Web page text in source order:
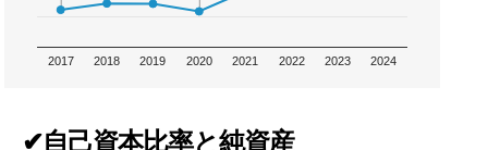
2017 2018 2019 2020 2021 2022 2023 2024
✔自己資本比率と純資産